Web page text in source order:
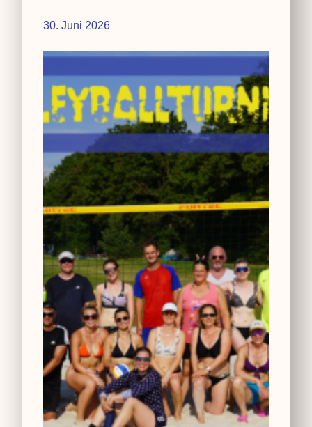
30. Juni 2026